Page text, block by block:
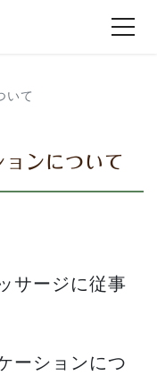
ションについ
いて
ンについて
サージに従事
ーションにつ